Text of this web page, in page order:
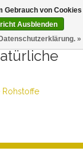
Rohstoffe
Gebrauch von Cookies
Ausblenden
»